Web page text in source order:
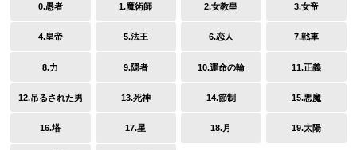
0.愚者 1.魔術師 2.女教皇 3.女帝
4.皇帝 5.法王 6.恋人 7.戦車
8.力 9.隠者 10.運命の輪 11.正義
12.吊るされた男 13.死神 14.節制 15.悪魔
16.塔 17.星 18.月 19.太陽